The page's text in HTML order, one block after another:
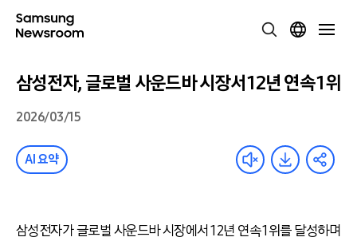
삼성전자, 글로벌 사운드바 시장서 12년 연속 1위
2026/03/15
AI 요약
삼성전자가 글로벌 사운드바 시장에서 12년 연속 1위를 달성하며